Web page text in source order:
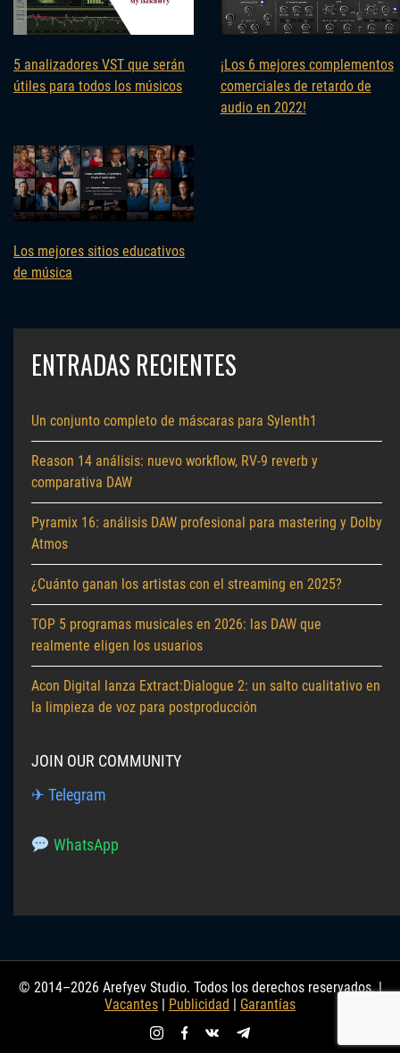
5 analizadores VST que serán
útiles para todos los músicos
¡Los 6 mejores complementos
comerciales de retardo de
audio en 2022!
Los mejores sitios educativos
de música
ENTRADAS RECIENTES
Un conjunto completo de máscaras para Sylenth1
Reason 14 análisis: nuevo workflow, RV-9 reverb y
comparativa DAW
Pyramix 16: análisis DAW profesional para mastering y Dolby
Atmos
¿Cuánto ganan los artistas con el streaming en 2025?
TOP 5 programas musicales en 2026: las DAW que
realmente eligen los usuarios
Acon Digital lanza Extract:Dialogue 2: un salto cualitativo en
la limpieza de voz para postproducción
JOIN OUR COMMUNITY
✈ Telegram
WhatsApp
© 2014–2026 Arefyev Studio. Todos los derechos reservados. |
Vacantes
Publicidad Garantías